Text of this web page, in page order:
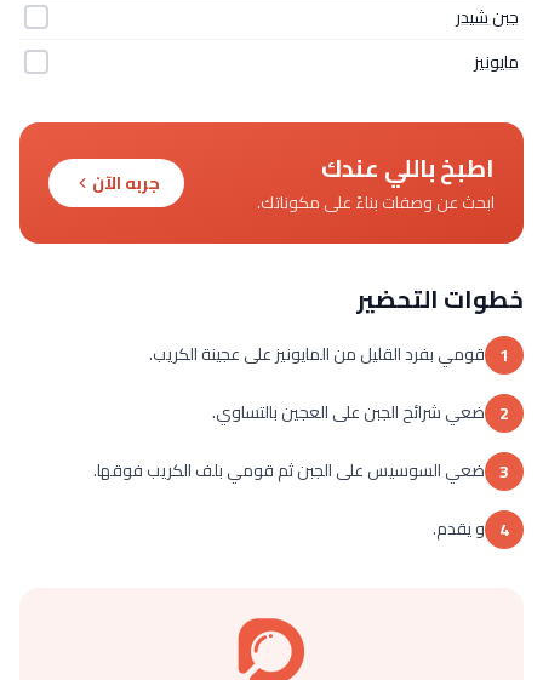
جبن شيدر
مايونيز
اطبخ باللي عندك
ابحث عن وصفات بناءً على مكوناتك.
جربه الآن
خطوات التحضير
1 قومي بفرد القليل من المايونيز على عجينة الكريب.
2 ضعي شرائح الجبن على العجين بالتساوي.
3 ضعي السوسيس على الجبن ثم قومي بلف الكريب فوقها.
4 و يقدم.